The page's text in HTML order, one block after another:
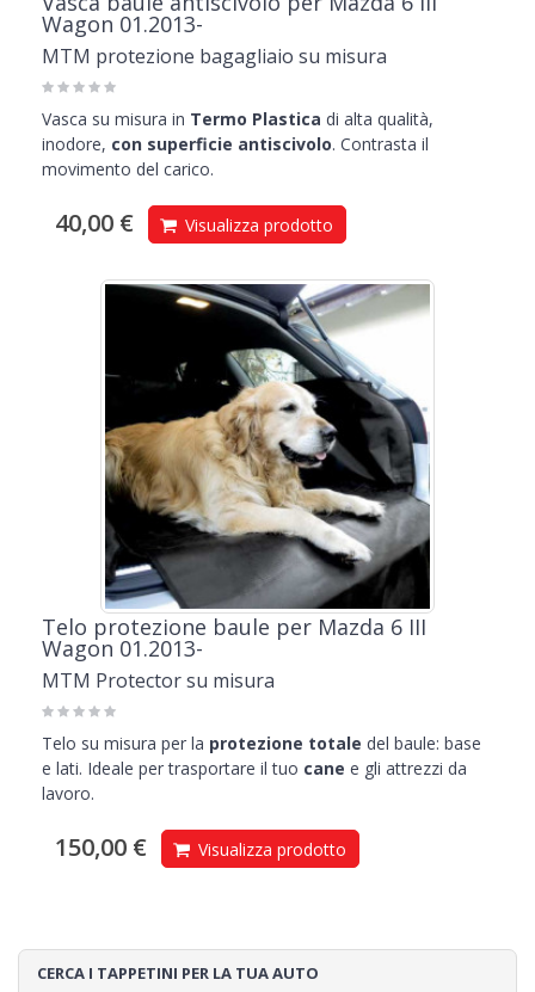
Wagon 01.2013-
MTM protezione bagagliaio su misura
Vasca su misura in Termo Plastica di alta qualità,
inodore, con superficie antiscivolo. Contrasta il
movimento del carico.
40,00 € Visualizza prodotto
Telo protezione baule per Mazda 6 III
Wagon 01.2013-
MTM Protector su misura
Telo su misura per la protezione totale del baule: base
e lati. Ideale per trasportare il tuo cane e gli attrezzi da
lavoro.
150,00 € Visualizza prodotto
CERCA I TAPPETINI PER LA TUA AUTO